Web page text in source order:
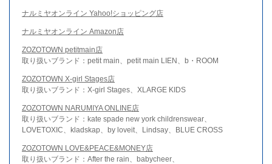
ナルミヤオンライン Yahoo!ショッピング店
ナルミヤオンライン Amazon店
ZOZOTOWN petitmain店
取り扱いブランド：petit main、petit main LIEN、b・ROOM
ZOZOTOWN X-girl Stages店
取り扱いブランド：X-girl Stages、XLARGE KIDS
ZOZOTOWN NARUMIYA ONLINE店
取り扱いブランド：kate spade new york childrenswear、
LOVETOXIC、kladskap、by loveit、Lindsay、BLUE CROSS
ZOZOTOWN LOVE&PEACE&MONEY店
取り扱いブランド：After the rain、babycheer、